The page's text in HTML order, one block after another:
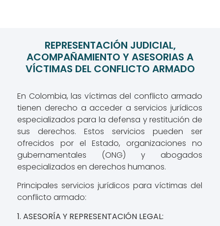
REPRESENTACIÓN JUDICIAL,
ACOMPAÑAMIENTO Y ASESORIAS A
VÍCTIMAS DEL CONFLICTO ARMADO
En Colombia, las víctimas del conflicto armado
tienen derecho a acceder a servicios jurídicos
especializados para la defensa y restitución de
sus derechos. Estos servicios pueden ser
ofrecidos por el Estado, organizaciones no
gubernamentales (ONG) y abogados
especializados en derechos humanos.
Principales servicios jurídicos para víctimas del
conflicto armado:
1. ASESORÍA Y REPRESENTACIÓN LEGAL: